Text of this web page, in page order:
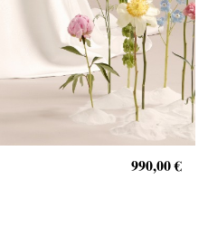
990,00 €